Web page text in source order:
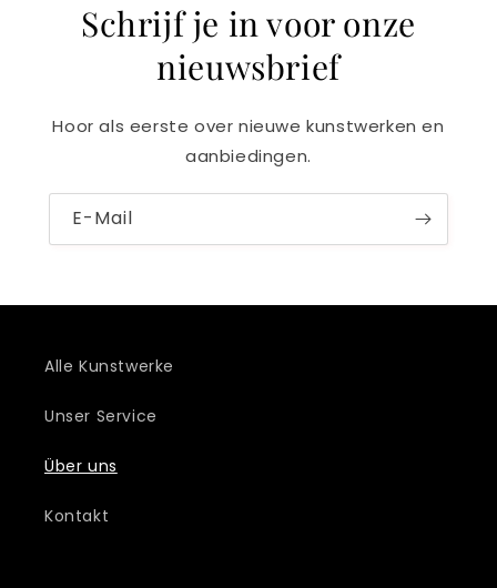
Schrijf je in voor onze
nieuwsbrief
Hoor als eerste over nieuwe kunstwerken en
aanbiedingen.
E-Mail
Alle Kunstwerke
Unser Service
Über uns
Kontakt